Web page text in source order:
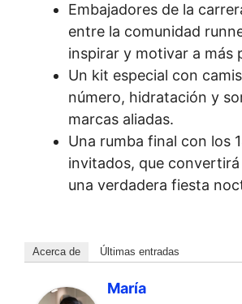
Embajadores de la
entre la comunidad
inspirar y motivar a más
Un kit especial con
número, hidratación y
marcas aliadas.
Una rumba final con los
invitados, que convertirá
una verdadera fiesta
Acerca de Últimas entradas
María